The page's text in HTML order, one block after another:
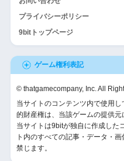
プライバシーポリシー
9bitトップページ
ゲーム権利表記
© thatgamecompany, Inc. All
当サイトのコンテンツ内で使用
的財産権は、当該ゲームの提供元
当サイトは9bitが独自に作成した
ト内のすべての記事・データ・
禁じます。